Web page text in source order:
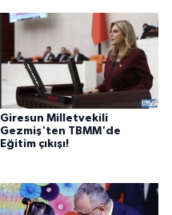
Giresun Milletvekili
Gezmiş'ten TBMM'de
Eğitim çıkışı!